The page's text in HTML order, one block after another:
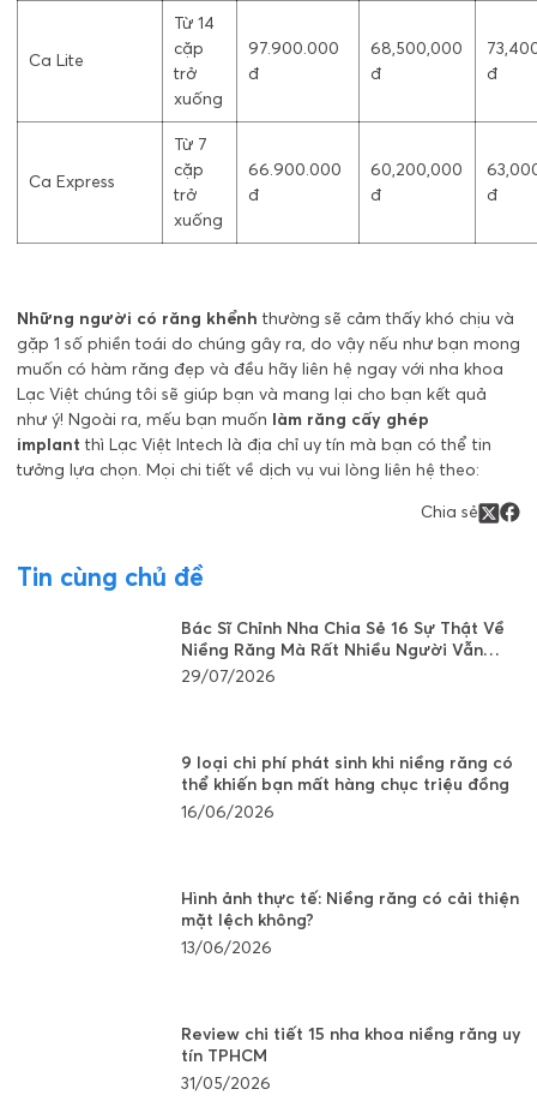
Ca Lite
Từ 14
cặp
trở
xuống
97.900.000
đ
68,500,000
đ
đ
Ca Express
Từ 7
cặp
trở
xuống
66.900.000
đ
60,200,000
đ
đ
Những người có răng khểnh thường sẽ cảm thấy khó chịu và
gặp 1 số phiền toái do chúng gây ra, do vậy nếu như bạn mong
muốn có hàm răng đẹp và đều hãy liên hệ ngay với nha khoa
Lạc Việt chúng tôi sẽ giúp bạn và mang lại cho bạn kết quả
như ý! Ngoài ra, mếu bạn muốn làm răng cấy ghép
implant thì Lạc Việt Intech là địa chỉ uy tín mà bạn có thể tin
tưởng lựa chọn. Mọi chi tiết về dịch vụ vui lòng liên hệ theo:
Chia sẻ
Tin cùng chủ đề
Bác Sĩ Chỉnh Nha Chia Sẻ 16 Sự Thật Về
Niềng Răng Mà Rất Nhiều Người Vẫn
Đang Hiểu Sai
29/07/2026
9 loại chi phí phát sinh khi niềng răng có
thể khiến bạn mất hàng chục triệu đồng
16/06/2026
Hình ảnh thực tế: Niềng răng có cải thiện
mặt lệch không?
13/06/2026
Review chi tiết 15 nha khoa niềng răng uy
tín TPHCM
31/05/2026